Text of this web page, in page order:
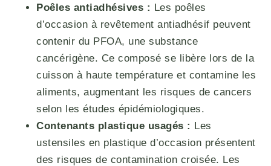
Poêles antiadhésives : Les poêles
d’occasion à revêtement antiadhésif peuvent
contenir du PFOA, une substance
cancérigène. Ce composé se libère lors de la
cuisson à haute température et contamine les
aliments, augmentant les risques de cancers
selon les études épidémiologiques.
Contenants plastique usagés : Les
ustensiles en plastique d’occasion présentent
des risques de contamination croisée. Les